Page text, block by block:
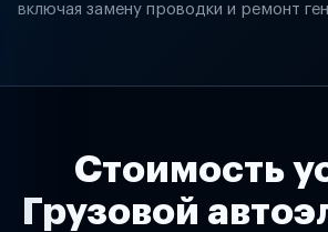
включая замену проводки и ремонт
Стоимость
Грузовой